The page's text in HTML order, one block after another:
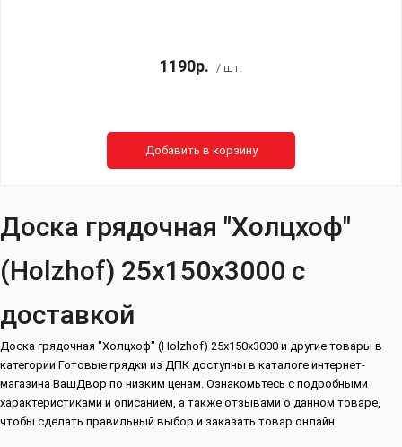
1190р. / шт.
Добавить в корзину
Доска грядочная "Холцхоф"
(Holzhof) 25х150х3000 с
доставкой
Доска грядочная "Холцхоф" (Holzhof) 25х150х3000 и другие товары в
категории Готовые грядки из ДПК доступны в каталоге интернет-
магазина ВашДвор по низким ценам. Ознакомьтесь с подробными
характеристиками и описанием, а также отзывами о данном товаре,
чтобы сделать правильный выбор и заказать товар онлайн.